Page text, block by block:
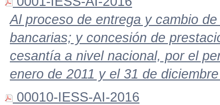
Al proceso de entrega y cambio
bancarias; y concesión de
cesantía a nivel nacional, por el
enero de 2011 y el 31 de
00010-IESS-AI-2016